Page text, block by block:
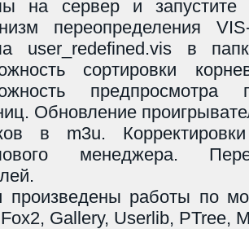
на сервер и запустите
переопределения
user_redefined.vis в
сортировки
предпросмотра
Обновление
в m3u.
менеджера.
произведены работы по
Gallery, Userlib, PTree,